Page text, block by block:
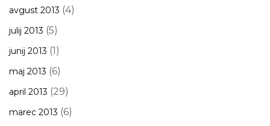
avgust 2013 (4)
julij 2013 (5)
junij 2013 (1)
maj 2013 (6)
april 2013 (29)
marec 2013 (6)